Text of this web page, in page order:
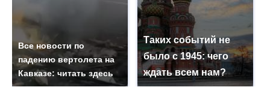
Все новости по
падению вертолета на
Кавказе: читать здесь
Таких событий не
было с 1945: чего
ждать всем нам?